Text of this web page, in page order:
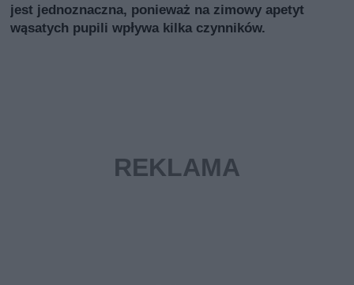
jest jednoznaczna, ponieważ na zimowy apetyt
wąsatych pupili wpływa kilka czynników.